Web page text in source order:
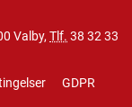
Valby, Tlf. 38 32 33
GDPR